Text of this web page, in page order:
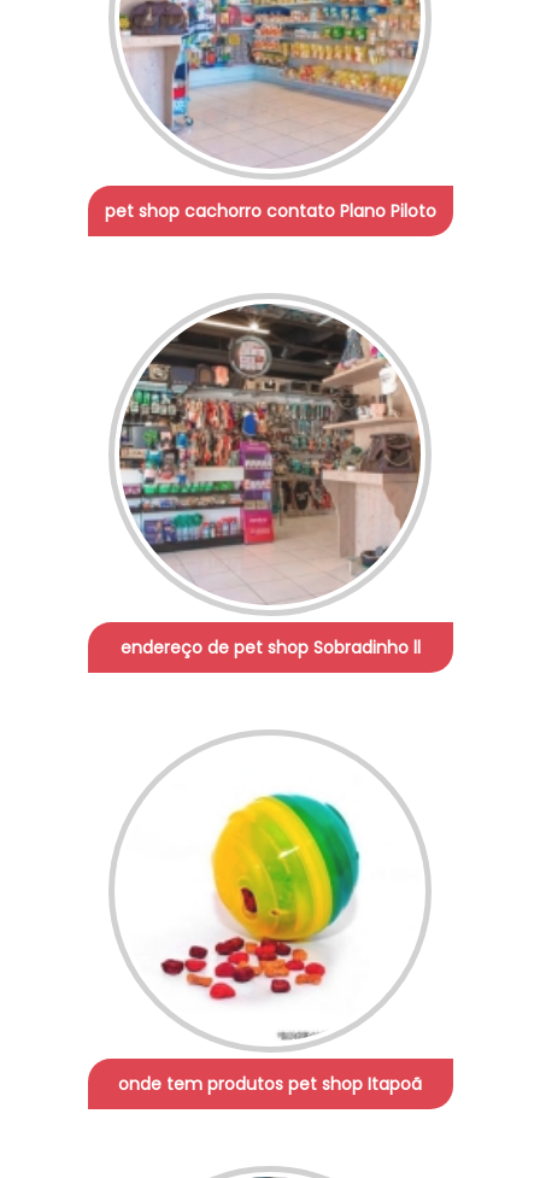
pet shop cachorro contato Plano Piloto
endereço de pet shop Sobradinho ll
onde tem produtos pet shop Itapoã